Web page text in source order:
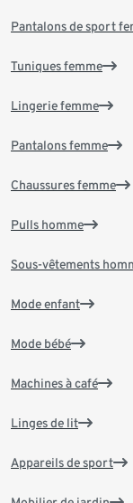
Pantalons de sport
Tuniques femme
Lingerie femme
Pantalons femme
Chaussures femme
Pulls homme
Sous-vêtements
Mode enfant
Mode bébé
Machines à café
Linges de lit
Appareils de sport